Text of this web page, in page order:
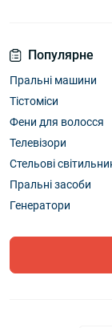
Популярне
Пральні машини
Тістоміси
Фени для волосся
Телевізори
Стельові
Пральні засоби
Генератори